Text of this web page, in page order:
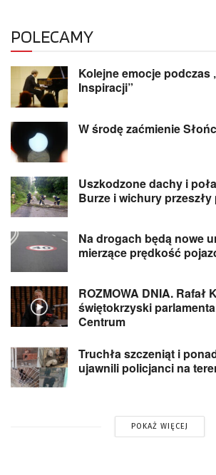
POLECAMY
Kolejne emocje podczas
Inspiracji”
W środę zaćmienie
Uszkodzone dachy i
Burze i wichury przeszły
Na drogach będą nowe
mierzące prędkość
ROZMOWA DNIA. Rafał
świętokrzyski
Centrum
Truchła szczeniąt i
ujawnili policjanci na
POKAŻ WIĘCEJ